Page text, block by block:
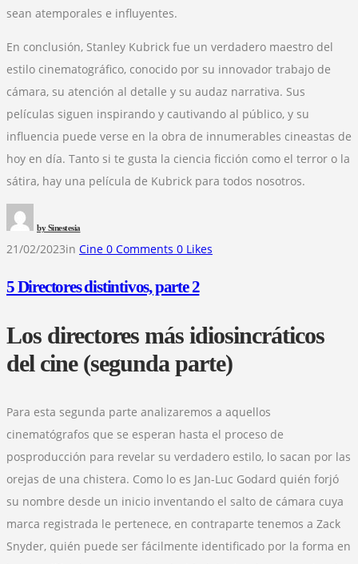
sean atemporales e influyentes.
En conclusión, Stanley Kubrick fue un verdadero maestro del
estilo cinematográfico, conocido por su innovador trabajo de
cámara, su atención al detalle y su audaz narrativa. Sus
películas siguen inspirando y cautivando al público, y su
influencia puede verse en la obra de innumerables cineastas de
hoy en día. Tanto si te gusta la ciencia ficción como el terror o la
sátira, hay una película de Kubrick para todos nosotros.
bySinestesia
21/02/2023in Cine 0 Comments 0 Likes
5 Directores distintivos, parte 2
Los directores más idiosincráticos
del cine (segunda parte)
Para esta segunda parte analizaremos a aquellos
cinematógrafos que se esperan hasta el proceso de
posproducción para revelar su verdadero estilo, lo sacan por las
orejas de una chistera. Como lo es Jan-Luc Godard quién forjó
su nombre desde un inicio inventando el salto de cámara cuya
marca registrada le pertenece, en contraparte tenemos a Zack
Snyder, quién puede ser fácilmente identificado por la forma en